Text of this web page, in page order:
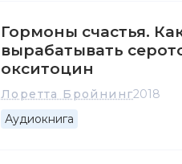
Гормоны счастья.
вырабатывать
окситоцин
Лоретта Бройнинг2018
Аудиокнига